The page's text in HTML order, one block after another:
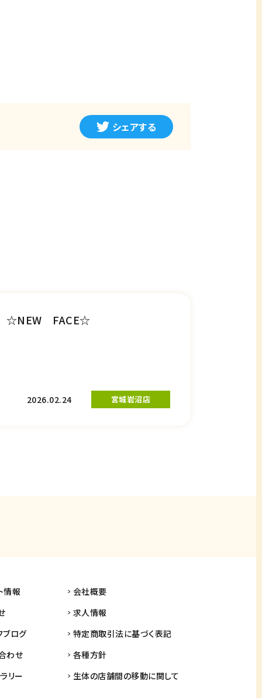
シェアする
☆NEW FACE☆
2026.02.24 宮城岩沼店
情報
ブログ
わせ
リー
会社概要
求人情報
特定商取引法に基づく表記
各種方針
生体の店舗間の移動に関して